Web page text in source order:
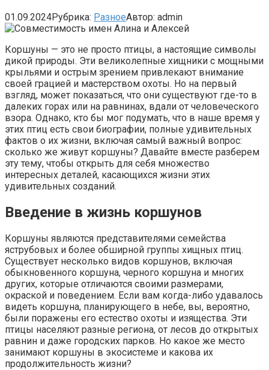
01.09.2024Рубрика: РазноеАвтор: admin
Коршуны — это не просто птицы, а настоящие символы
дикой природы. Эти великолепные хищники с мощными
крыльями и острым зрением привлекают внимание
своей грацией и мастерством охоты. Но на первый
взгляд, может показаться, что они существуют где-то в
далеких горах или на равнинах, вдали от человеческого
взора. Однако, кто бы мог подумать, что в наше время у
этих птиц есть свои биографии, полные удивительных
фактов о их жизни, включая самый важный вопрос:
сколько же живут коршуны? Давайте вместе разберем
эту тему, чтобы открыть для себя множество
интересных деталей, касающихся жизни этих
удивительных созданий.
Введение в жизнь коршунов
Коршуны являются представителями семейства
яструбовых и более обширной группы хищных птиц.
Существует несколько видов коршунов, включая
обыкновенного коршуна, черного коршуна и многих
других, которые отличаются своими размерами,
окраской и поведением. Если вам когда-либо удавалось
видеть коршуна, планирующего в небе, вы, вероятно,
были поражены его естество охоты и изящества. Эти
птицы населяют разные региона, от лесов до открытых
равнин и даже городских парков. Но какое же место
занимают коршуны в экосистеме и какова их
продолжительность жизни?